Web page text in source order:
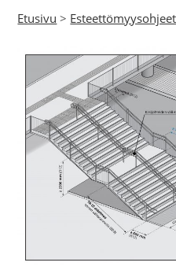
Etusivu > Esteettömyysohjeet